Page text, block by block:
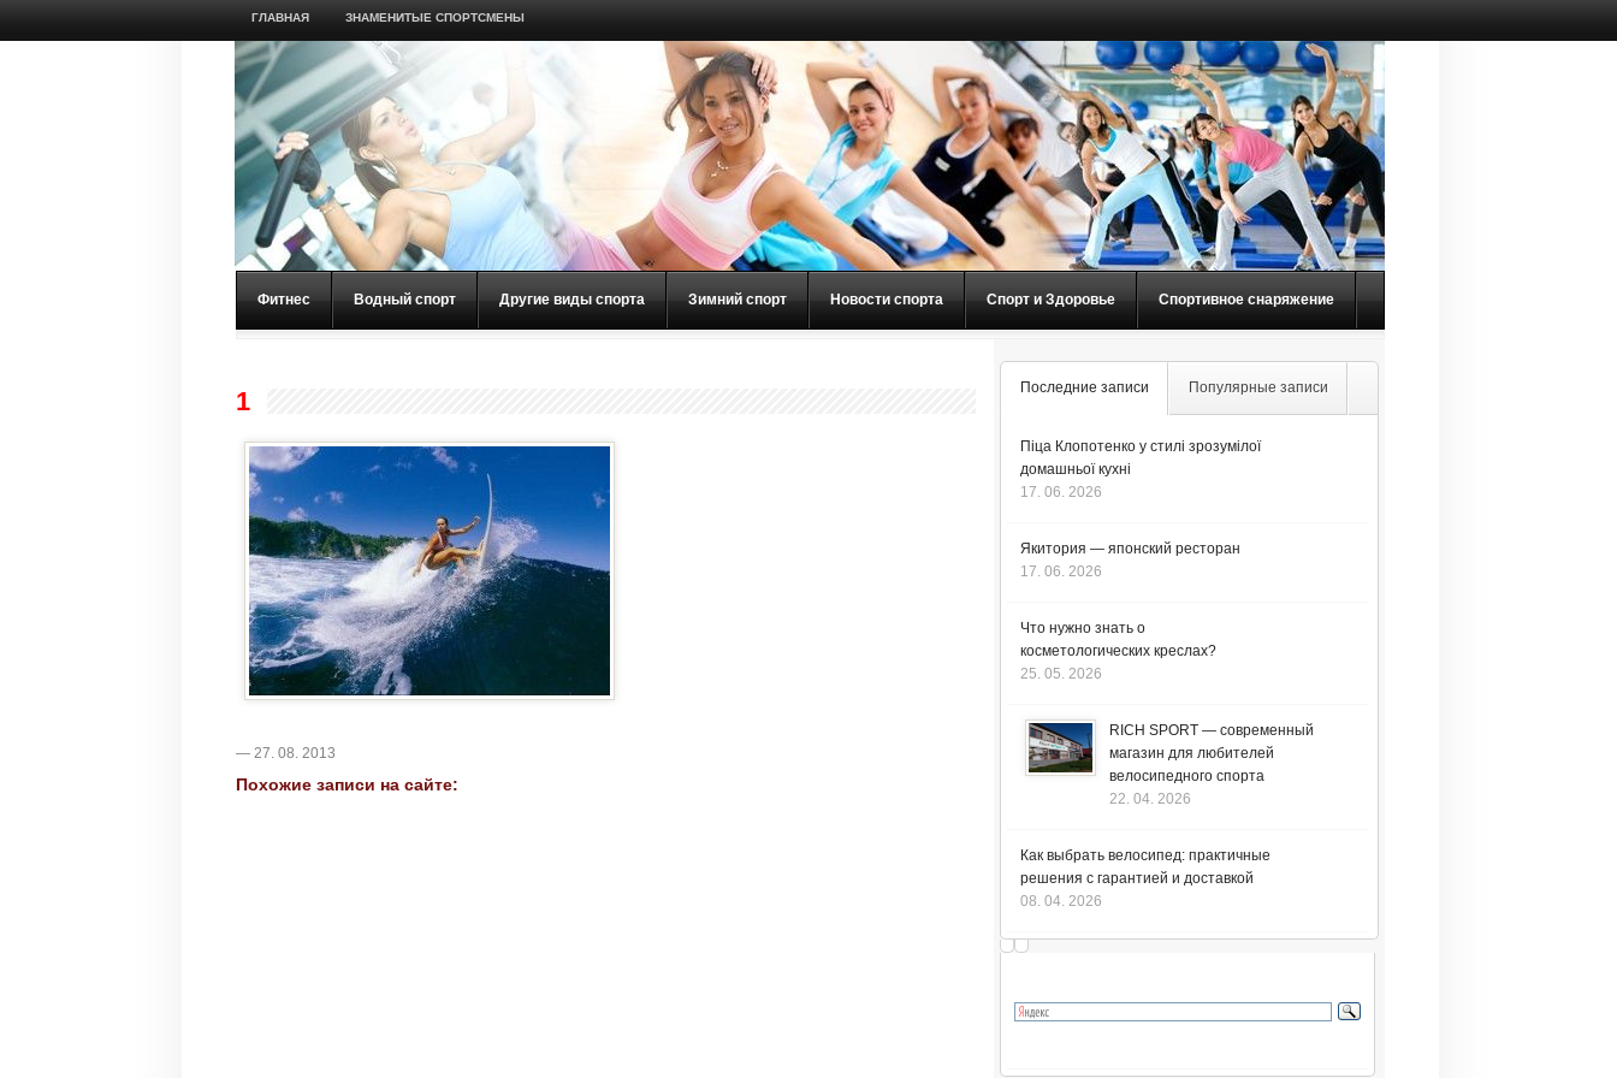
ГЛАВНАЯ ЗНАМЕНИТЫЕ СПОРТСМЕНЫ
Фитнес Водный спорт Другие виды спорта Зимний спорт Новости спорта Спорт и Здоровье Спортивное снаряжение
1
— 27. 08. 2013
Похожие записи на сайте:
Последние записи Популярные записи
Піца Клопотенко у стилі зрозумілої
домашньої кухні
17. 06. 2026
Якитория — японский ресторан
17. 06. 2026
Что нужно знать о
косметологических креслах?
25. 05. 2026
RICH SPORT — современный
магазин для любителей
велосипедного спорта
22. 04. 2026
Как выбрать велосипед: практичные
решения с гарантией и доставкой
08. 04. 2026